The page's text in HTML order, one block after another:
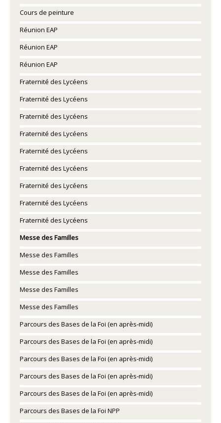
Cours de peinture
Réunion EAP
Réunion EAP
Réunion EAP
Fraternité des Lycéens
Fraternité des Lycéens
Fraternité des Lycéens
Fraternité des Lycéens
Fraternité des Lycéens
Fraternité des Lycéens
Fraternité des Lycéens
Fraternité des Lycéens
Fraternité des Lycéens
Messe des Familles
Messe des Familles
Messe des Familles
Messe des Familles
Messe des Familles
Parcours des Bases de la Foi (en après-midi)
Parcours des Bases de la Foi (en après-midi)
Parcours des Bases de la Foi (en après-midi)
Parcours des Bases de la Foi (en après-midi)
Parcours des Bases de la Foi (en après-midi)
Parcours des Bases de la Foi NPP